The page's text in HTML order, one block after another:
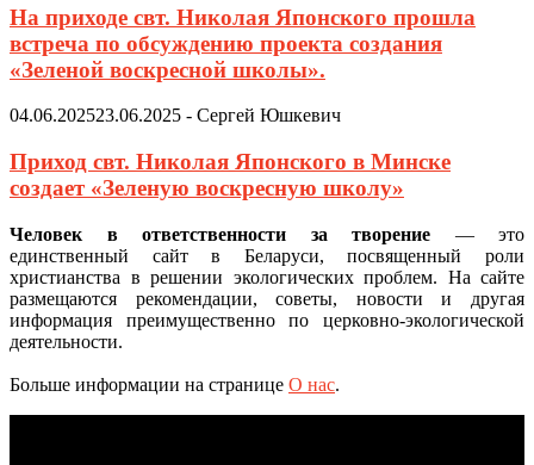
На приходе свт. Николая Японского прошла
встреча по обсуждению проекта создания
«Зеленой воскресной школы».
04.06.202523.06.2025 - Сергей Юшкевич
Приход свт. Николая Японского в Минске
создает «Зеленую воскресную школу»
Человек в ответственности за творение — это
единственный сайт в Беларуси, посвященный роли
христианства в решении экологических проблем. На сайте
размещаются рекомендации, советы, новости и другая
информация преимущественно по церковно-экологической
деятельности.
Больше информации на странице О нас.